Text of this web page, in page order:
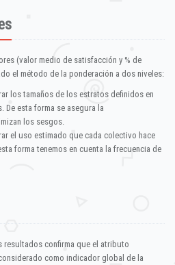
(valor medio de satisfacción y % de
el método de la ponderación a dos niveles:
los tamaños de los estratos definidos en
De esta forma se asegura la
los sesgos.
el uso estimado que cada colectivo hace
forma tenemos en cuenta la frecuencia de
resultados confirma que el atributo
como indicador global de la